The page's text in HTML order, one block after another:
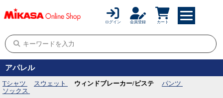
ログイン 会員登録 カート
アパレル
Tシャツ スウェット ウィンドブレーカー/ピステ
パンツ
ソックス